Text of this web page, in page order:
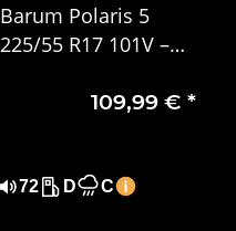
Barum Polaris 5
225/55 R17 101V –
109,99 €*
72 D C